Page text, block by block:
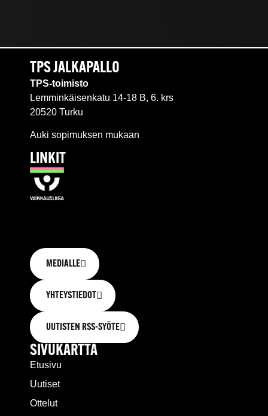
TPS JALKAPALLO
TPS-toimisto
Lemminkäisenkatu 14-18 B, 6. krs
20520 Turku
Auki sopimuksen mukaan
LINKIT
MEDIALLE
YHTEYSTIEDOT
UUTISTEN RSS-SYÖTE
SIVUKARTTA
Etusivu
Uutiset
Ottelut